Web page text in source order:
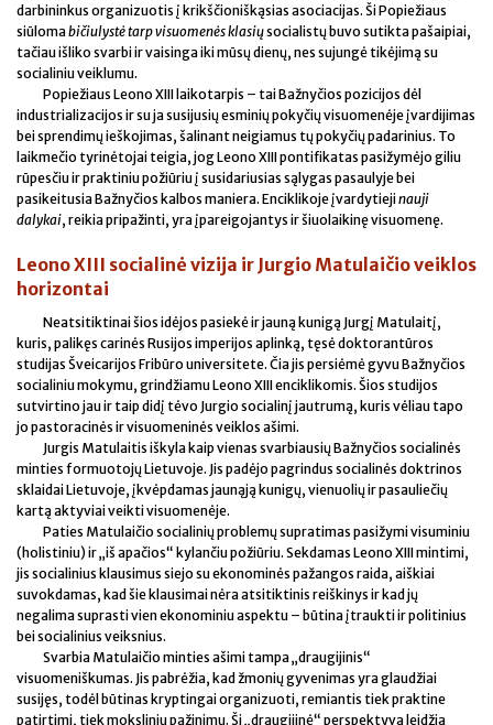
darbininkus organizuotis į krikščioniškąsias asociacijas. Ši Popiežiaus
siūlomabičiulystė tarp visuomenės klasiųsocialistų buvo sutikta pašaipiai,
tačiau išliko svarbi ir vaisinga iki mūsų dienų, nes sujungė tikėjimą su
socialiniu veiklumu.
Popiežiaus Leono XIII laikotarpis – tai Bažnyčios pozicijos dėl
industrializacijos ir su ja susijusių esminių pokyčių visuomenėje įvardijimas
bei sprendimų ieškojimas, šalinant neigiamus tų pokyčių padarinius. To
laikmečio tyrinėtojai teigia, jog Leono XIII pontifikatas pasižymėjo giliu
rūpesčiu ir praktiniu požiūriu į susidariusias sąlygas pasaulyje bei
pasikeitusia Bažnyčios kalbos maniera. Enciklikoje įvardytiejinauji
dalykai, reikia pripažinti, yra įpareigojantys ir šiuolaikinę visuomenę.
Leono XIII socialinė vizija ir Jurgio Matulaičio veiklos
horizontai
Neatsitiktinai šios idėjos pasiekė ir jauną kunigą Jurgį Matulaitį,
kuris, palikęs carinės Rusijos imperijos aplinką, tęsė doktorantūros
studijas Šveicarijos Fribūro universitete. Čia jis persiėmė gyvu Bažnyčios
socialiniu mokymu, grindžiamu Leono XIII enciklikomis. Šios studijos
sutvirtino jau ir taip didį tėvo Jurgio socialinį jautrumą, kuris vėliau tapo
jo pastoracinės ir visuomeninės veiklos ašimi.
Jurgis Matulaitis iškyla kaip vienas svarbiausių Bažnyčios socialinės
minties formuotojų Lietuvoje. Jis padėjo pagrindus socialinės doktrinos
sklaidai Lietuvoje, įkvėpdamas jaunąją kunigų, vienuolių ir pasauliečių
kartą aktyviai veikti visuomenėje.
Paties Matulaičio socialinių problemų supratimas pasižymi visuminiu
(holistiniu) ir „iš apačios“ kylančiu požiūriu. Sekdamas Leono XIII mintimi,
jis socialinius klausimus siejo su ekonominės pažangos raida, aiškiai
suvokdamas, kad šie klausimai nėra atsitiktinis reiškinys ir kad jų
negalima suprasti vien ekonominiu aspektu – būtina įtraukti ir politinius
bei socialinius veiksnius.
Svarbia Matulaičio minties ašimi tampa „draugijinis“
visuomeniškumas. Jis pabrėžia, kad žmonių gyvenimas yra glaudžiai
susijęs, todėl būtinas kryptingai organizuoti, remiantis tiek praktine
patirtimi, tiek moksliniu pažinimu. Ši „draugijinė“ perspektyva leidžia